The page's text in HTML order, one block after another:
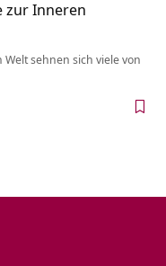
zur Inneren
sehnen sich viele von